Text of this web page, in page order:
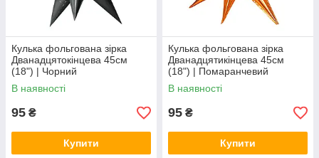
Кулька фольгована зірка
Дванадцятокінцева 45см
(18") | Чорний
В наявності
95 ₴
Купити
Кулька фольгована зірка
Дванадцятикінцева 45см
(18") | Помаранчевий
В наявності
95 ₴
Купити